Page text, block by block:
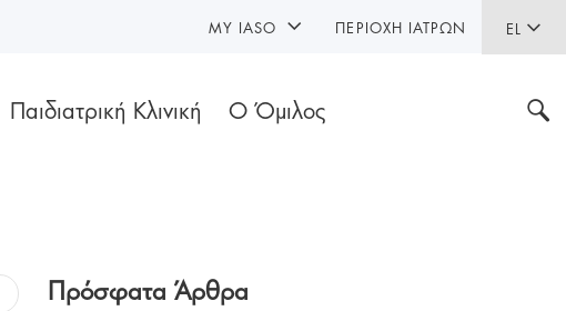
EL
Παιδιατρική Κλινική Ο Όμιλος
MY IASO ΠΕΡΙΟΧΉ ΙΑΤΡΏΝ
Πρόσφατα Άρθρα